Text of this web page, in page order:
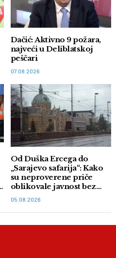
Dačić: Aktivno 9 požara,
najveći u Deliblatskoj
peščari
07.08.2026
Od Duška Ercega do
„Sarajevo safarija“: Kako
su neproverene priče
oblikovale javnost bez
05.08.2026